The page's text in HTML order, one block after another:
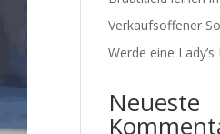
Verkaufsoffener
Werde eine
Neueste